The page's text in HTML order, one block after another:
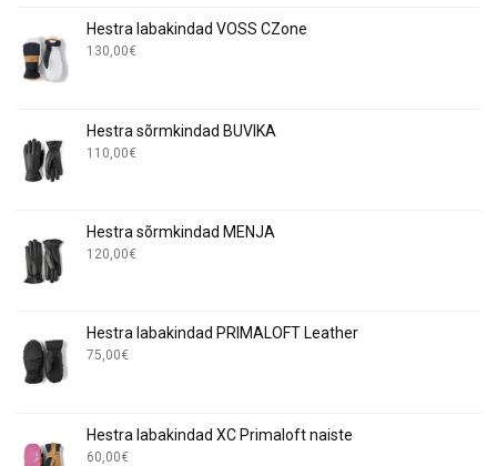
Hestra labakindad VOSS CZone
130,00€
Hestra sõrmkindad BUVIKA
110,00€
Hestra sõrmkindad MENJA
120,00€
Hestra labakindad PRIMALOFT Leather
75,00€
Hestra labakindad XC Primaloft naiste
60,00€